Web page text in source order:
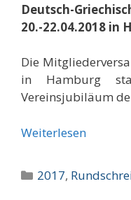
Deutsch-
20.-22.04.2018 in
Die
in Hamburg
Vereinsjubiläum
Weiterlesen
Kategorien
2017,